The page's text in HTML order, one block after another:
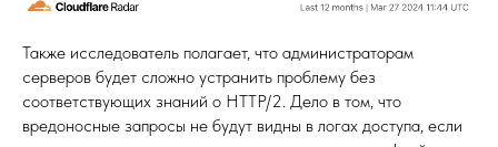
Также исследователь полагает, что администраторам
серверов будет сложно устранить проблему без
соответствующих знаний о HTTP/2. Дело в том, что
вредоносные запросы не будут видны в логах доступа, если